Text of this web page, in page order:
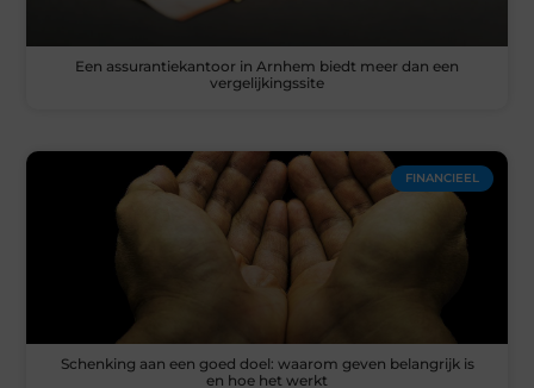
Een assurantiekantoor in Arnhem biedt meer dan een
vergelijkingssite
FINANCIEEL
Schenking aan een goed doel: waarom geven belangrijk is
en hoe het werkt